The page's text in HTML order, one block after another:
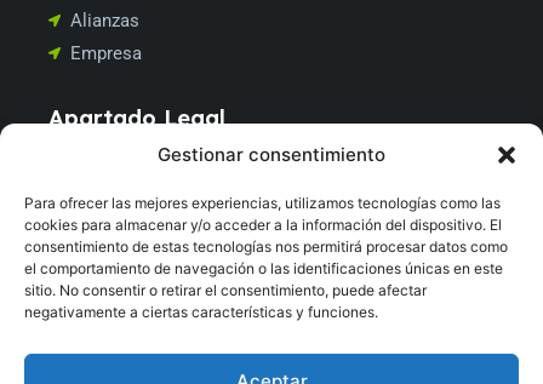
Gestionar consentimiento
Para ofrecer las mejores experiencias, utilizamos tecnologías como las
cookies para almacenar y/o acceder a la información del dispositivo. El
consentimiento de estas tecnologías nos permitirá procesar datos como
el comportamiento de navegación o las identificaciones únicas en este
sitio. No consentir o retirar el consentimiento, puede afectar
negativamente a ciertas características y funciones.
Alianzas
Empresa
ApartadoLegal
Aviso Legal
Política de Cookies
Política de Calidad
Política de Seguridad
Copyright © 2026 Systam, All